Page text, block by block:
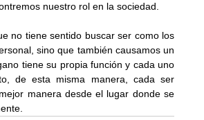
nuestro rol en la sociedad.
no tiene sentido buscar ser como los
sino que también causamos un
tiene su propia función y cada uno
de esta misma manera, cada ser
manera desde el lugar donde se